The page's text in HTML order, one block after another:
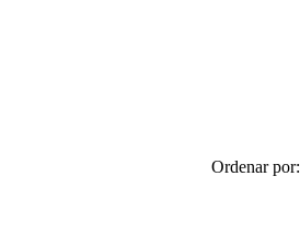
Ordenar por: